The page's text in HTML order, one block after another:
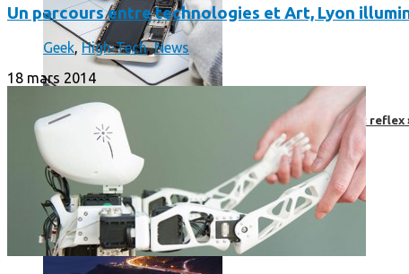
Faut-il encore emmener son bon vieux appareil photo « reflex
Un parcours entre technologies et Art, Lyon
Geek, High-Tech,News
18 mars 2014